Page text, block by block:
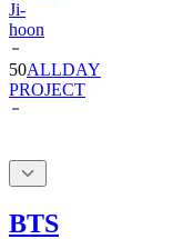
50ALLDAY
PROJECT
BTS